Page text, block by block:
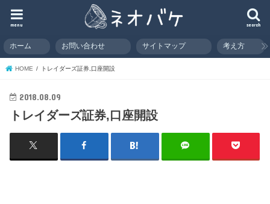
search
menu
ホーム お問い合わせ サイトマップ 考え方
HOME トレイダーズ証券,口座開設
2018.08.09
トレイダーズ証券,口座開設